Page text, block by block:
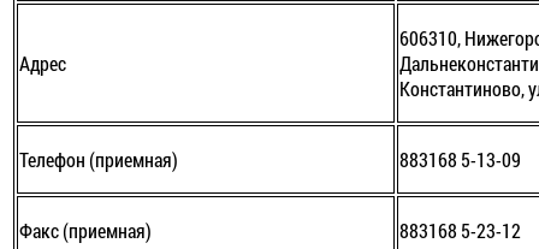
Адрес
606310,
Константиново,
Телефон (приемная) 883168 5-13-09
Факс (приемная) 883168 5-23-12